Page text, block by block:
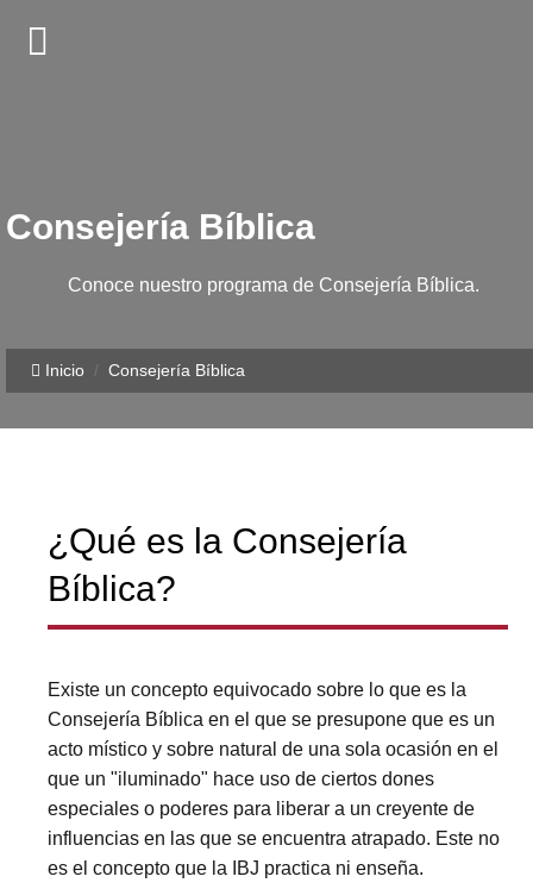
Consejería Bíblica
Conoce nuestro programa de Consejería Bíblica.
Inicio Consejería Bíblica
¿Qué es la Consejería
Bíblica?
Existe un concepto equivocado sobre lo que es la
Consejería Bíblica en el que se presupone que es un
acto místico y sobre natural de una sola ocasión en el
que un "iluminado" hace uso de ciertos dones
especiales o poderes para liberar a un creyente de
influencias en las que se encuentra atrapado. Este no
es el concepto que la IBJ practica ni enseña.